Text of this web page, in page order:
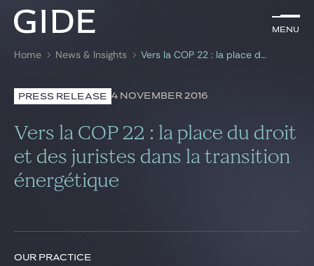
Menu
Search by keywords
Menu
Lawyers
Practices
Global
Home News & Insights Vers la COP 22 : la place du droit et des juristes dans la transition énergétique
PRESS RELEASE 4 NOVEMBER 2016
Vers la COP 22 : la place du droit
et des juristes dans la transition
énergétique
OUR PRACTICE